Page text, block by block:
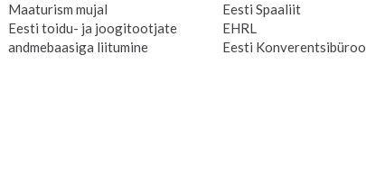
Maaturism mujal
Eesti toidu- ja joogitootjate
andmebaasiga liitumine
Eesti Spaaliit
EHRL
Eesti Konverentsibüroo